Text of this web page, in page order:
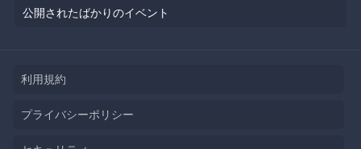
公開されたばかりのイベント
利用規約
プライバシーポリシー